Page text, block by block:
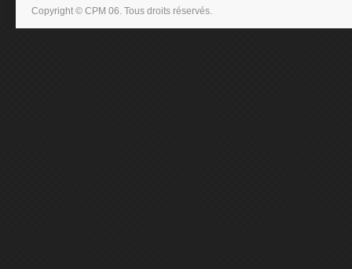
Copyright © CPM 06. Tous droits réservés.